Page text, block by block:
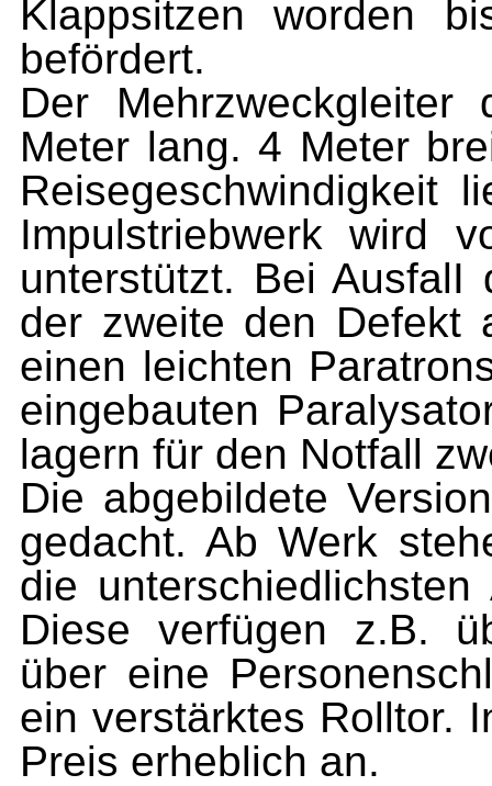
Klappsitzen worden
befördert.
Der
Meter lang. 4 Meter
Reisegeschwindigkeit
Impulstriebwerk wird
unterstützt. Bei AusfalI
der zweite den Defekt
einen leichten
eingebauten
lagern für den Notfall
Die abgebildete
gedacht. Ab Werk
die
Diese verfügen z.B.
über eine
ein verstärktes Rolltor.
Preis erheblich an.